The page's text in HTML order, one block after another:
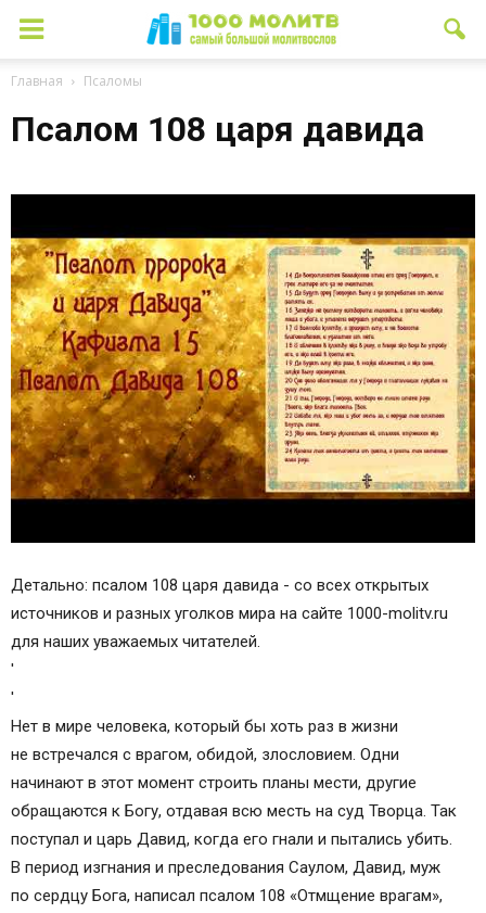
Главная Псаломы
Псалом 108 царя давида
Детально: псалом 108 царя давида - со всех открытых
источников и разных уголков мира на сайте 1000-molitv.ru
для наших уважаемых читателей.
'
'
Нет в мире человека, который бы хоть раз в жизни
не встречался с врагом, обидой, злословием. Одни
начинают в этот момент строить планы мести, другие
обращаются к Богу, отдавая всю месть на суд Творца. Так
поступал и царь Давид, когда его гнали и пытались убить.
В период изгнания и преследования Саулом, Давид, муж
по сердцу Бога, написал псалом 108 «Отмщение врагам»,